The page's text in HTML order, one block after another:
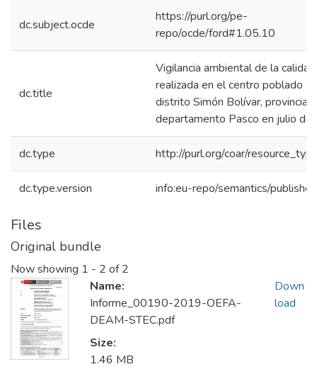
dc.subject.ocde
https://purl.org/pe-
repo/ocde/ford#1.05.10
dc.title
Vigilancia ambiental de la
realizada en el centro poblado
distrito Simón Bolívar, provincia y
departamento Pasco en julio
dc.type http://purl.org/coar/
dc.type.version info:eu-repo/semantics/
Files
Original bundle
Now showing 1 - 2 of 2
Name:
Informe_00190-2019-OEFA-
DEAM-STEC.pdf
Size:
1.46 MB
Down
load